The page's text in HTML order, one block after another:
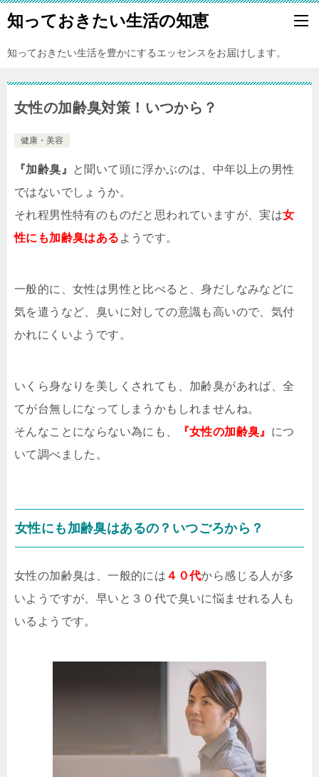
知っておきたい生活の知恵
知っておきたい生活を豊かにするエッセンスをお届けします。
女性の加齢臭対策！いつから？
健康・美容
『加齢臭』
と聞いて頭に浮かぶのは、中年以上の男性
ではないでしょうか。
それ程男性特有のものだと思われていますが、実は女
性にも加齢臭はある ようです。
一般的に、女性は男性と比べると、身だしなみなどに
気を遣うなど、臭いに対しての意識も高いので、気付
かれにくいようです。
いくら身なりを美しくされても、加齢臭があれば、全
てが台無しになってしまうかもしれませんね。
そんなことにならない為にも、
『女性の加齢臭』 につ
いて調べました。
女性にも加齢臭はあるの？いつごろから？
女性の加齢臭は、一般的には ４０代から感じる人が多
いようですが、早いと３０代で臭いに悩ませれる人も
いるようです。